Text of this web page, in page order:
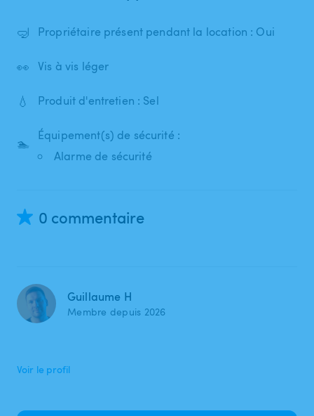
🤿 Propriétaire présent pendant la location : Oui
👀 Vis à vis léger
💧 Produit d'entretien : Sel
🏊
Équipement(s) de sécurité :
Alarme de sécurité
0 commentaire
Guillaume H
Membre depuis 2026
Voir le profil